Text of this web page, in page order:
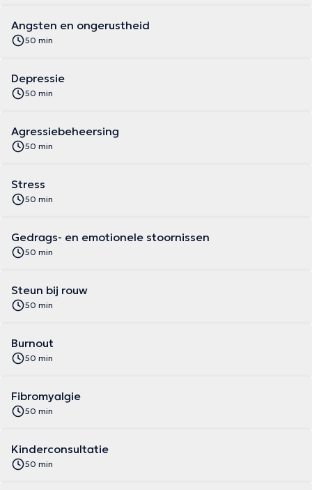
Angsten en ongerustheid
50 min
Depressie
50 min
Agressiebeheersing
50 min
Stress
50 min
Gedrags- en emotionele stoornissen
50 min
Steun bij rouw
50 min
Burnout
50 min
Fibromyalgie
50 min
Kinderconsultatie
50 min